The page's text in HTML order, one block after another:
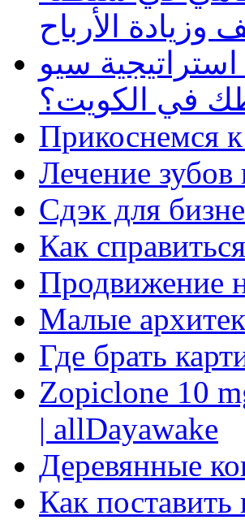
الأرباح
سيو
في الكويت؟
Прикоснемся
Лечение зубов
Сдэк для
Как
Продвижение
Малые
Где брать
Zopiclone 10
| allDayawake
Деревянные
Как поставить